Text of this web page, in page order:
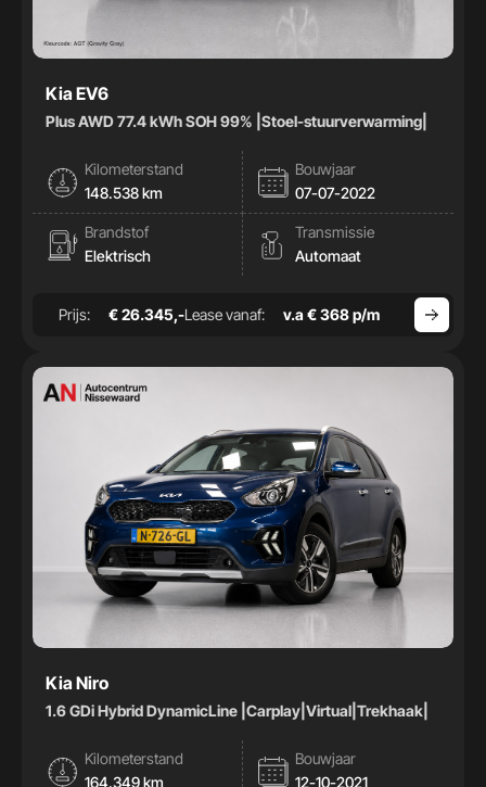
Kia EV6
Plus AWD 77.4 kWh SOH 99% |Stoel-stuurverwarming|
Kilometerstand
148.538 km
Bouwjaar
07-07-2022
Brandstof
Elektrisch
Transmissie
Automaat
Prijs: € 26.345,-Lease vanaf: v.a € 368 p/m
Kia Niro
1.6 GDi Hybrid DynamicLine |Carplay|Virtual|Trekhaak|
Kilometerstand
164.349 km
Bouwjaar
12-10-2021